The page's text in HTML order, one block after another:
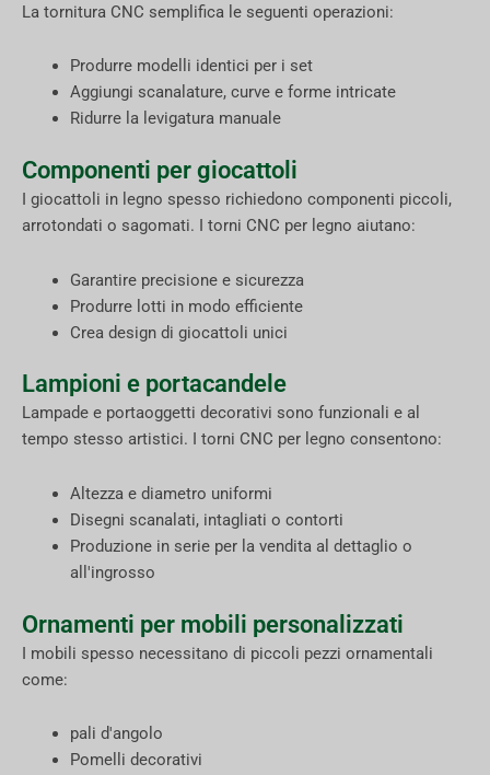
La tornitura CNC semplifica le seguenti operazioni:
Produrre modelli identici per i set
Aggiungi scanalature, curve e forme intricate
Ridurre la levigatura manuale
Componenti per giocattoli
I giocattoli in legno spesso richiedono componenti piccoli,
arrotondati o sagomati. I torni CNC per legno aiutano:
Garantire precisione e sicurezza
Produrre lotti in modo efficiente
Crea design di giocattoli unici
Lampioni e portacandele
Lampade e portaoggetti decorativi sono funzionali e al
tempo stesso artistici. I torni CNC per legno consentono:
Altezza e diametro uniformi
Disegni scanalati, intagliati o contorti
Produzione in serie per la vendita al dettaglio o
all'ingrosso
Ornamenti per mobili personalizzati
I mobili spesso necessitano di piccoli pezzi ornamentali
come:
pali d'angolo
Pomelli decorativi